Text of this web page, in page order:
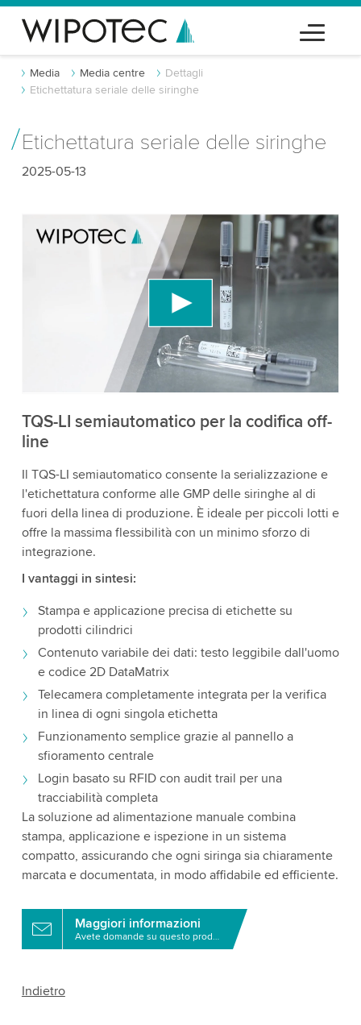
Media Media centre
Dettagli
Etichettatura seriale delle siringhe
Etichettatura seriale delle siringhe
2025-05-13
Abbiamo bisogno del tuo consenso per
caricare il servizio video di YouTube!
Utilizziamo un servizio di terze parti per
incorporare contenuti video che potrebbe
raccogliere dati sulla tua attività. Per favore, rivedi
i dettagli e accetta il servizio per guardare questo
TQS-LI semiautomatico per la codifica off-
line
Il TQS-LI semiautomatico consente la serializzazione e
l'etichettatura conforme alle GMP delle siringhe al di
fuori della linea di produzione. È ideale per piccoli lotti e
offre la massima flessibilità con un minimo sforzo di
integrazione.
I vantaggi in sintesi:
Stampa e applicazione precisa di etichette su
prodotti cilindrici
Contenuto variabile dei dati: testo leggibile dall'uomo
e codice 2D DataMatrix
Telecamera completamente integrata per la verifica
in linea di ogni singola etichetta
Funzionamento semplice grazie al pannello a
sfioramento centrale
Login basato su RFID con audit trail per una
tracciabilità completa
La soluzione ad alimentazione manuale combina
stampa, applicazione e ispezione in un sistema
compatto, assicurando che ogni siringa sia chiaramente
marcata e documentata, in modo affidabile ed efficiente.
Maggiori informazioni
Avete domande su questo prodotto?
Indietro